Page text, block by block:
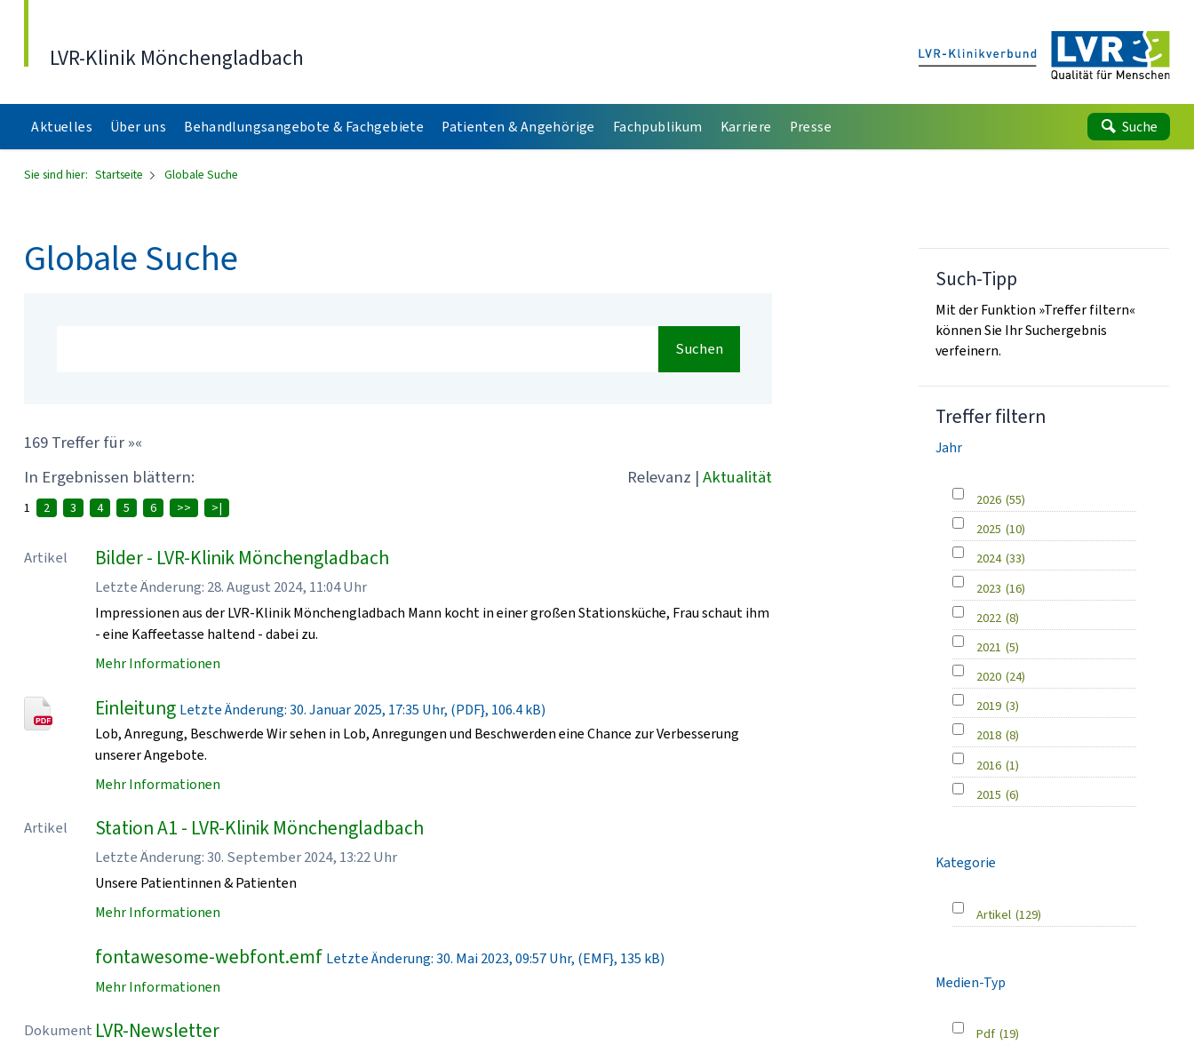
LVR-Klinik Mönchengladbach
Aktuelles Über uns Behandlungsangebote & Fachgebiete Patienten & Angehörige Fachpublikum Karriere Presse Suche
Sie sind hier: Startseite Globale Suche
Globale Suche
Suchen
169 Treffer für »«
In Ergebnissen blättern:
Relevanz | Aktualität
1 2 3 4 5 6 >> >|
Artikel Bilder - LVR-Klinik Mönchengladbach
Letzte Änderung: 28. August 2024, 11:04 Uhr
Impressionen aus der LVR-Klinik Mönchengladbach Mann kocht in einer großen Stationsküche, Frau schaut ihm
- eine Kaffeetasse haltend - dabei zu.
Mehr Informationen
Einleitung Letzte Änderung: 30. Januar 2025, 17:35 Uhr, (PDF}, 106.4 kB)
Lob, Anregung, Beschwerde Wir sehen in Lob, Anregungen und Beschwerden eine Chance zur Verbesserung
unserer Angebote.
Mehr Informationen
Artikel Station A1 - LVR-Klinik Mönchengladbach
Letzte Änderung: 30. September 2024, 13:22 Uhr
Unsere Patientinnen & Patienten
Mehr Informationen
fontawesome-webfont.emf Letzte Änderung: 30. Mai 2023, 09:57 Uhr, (EMF}, 135 kB)
Mehr Informationen
Dokument LVR-Newsletter
Such-Tipp
Mit der Funktion »Treffer filtern«
können Sie Ihr Suchergebnis
verfeinern.
Treffer filtern
Jahr
2026 (55)
2025 (10)
2024 (33)
2023 (16)
2022 (8)
2021 (5)
2020 (24)
2019 (3)
2018 (8)
2016 (1)
2015 (6)
Kategorie
Artikel (129)
Medien-Typ
Pdf (19)